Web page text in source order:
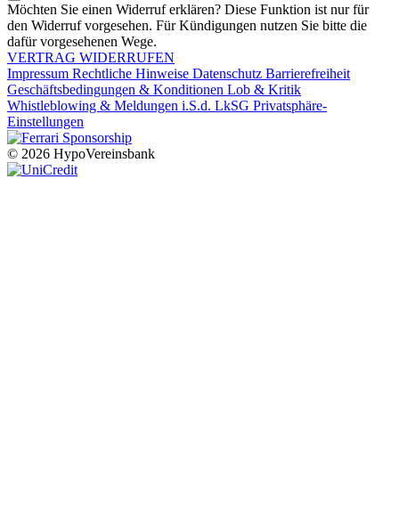
Möchten Sie einen Widerruf erklären? Diese Funktion ist nur für
den Widerruf vorgesehen. Für Kündigungen nutzen Sie bitte die
dafür vorgesehenen Wege.
VERTRAG WIDERRUFEN
Impressum Rechtliche Hinweise Datenschutz Barrierefreiheit
Geschäftsbedingungen & Konditionen Lob & Kritik
Whistleblowing & Meldungen i.S.d. LkSG Privatsphäre-
Einstellungen
© 2026 HypoVereinsbank